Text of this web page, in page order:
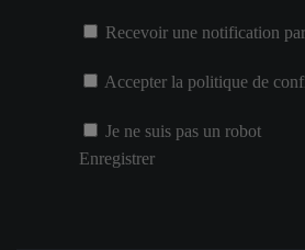
Recevoir une notification
Accepter la politique de
Je ne suis pas un robot
Enregistrer